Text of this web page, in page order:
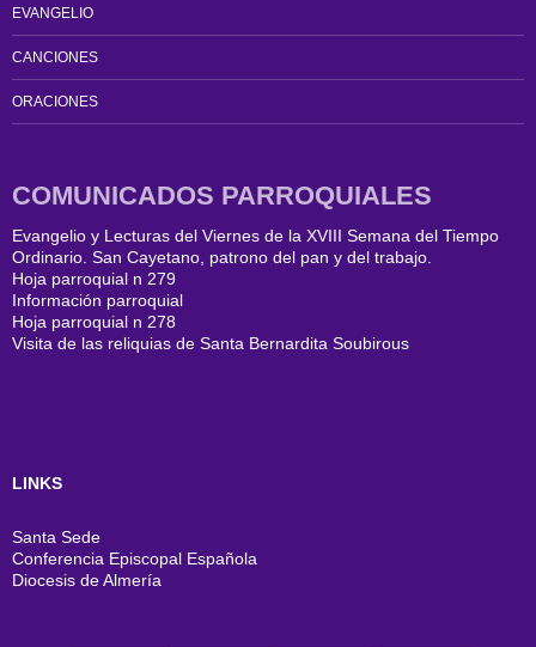
EVANGELIO
CANCIONES
ORACIONES
COMUNICADOS PARROQUIALES
Evangelio y Lecturas del Viernes de la XVIII Semana del Tiempo
Ordinario. San Cayetano, patrono del pan y del trabajo.
Hoja parroquial n 279
Información parroquial
Hoja parroquial n 278
Visita de las reliquias de Santa Bernardita Soubirous
LINKS
Santa Sede
Conferencia Episcopal Española
Diocesis de Almería